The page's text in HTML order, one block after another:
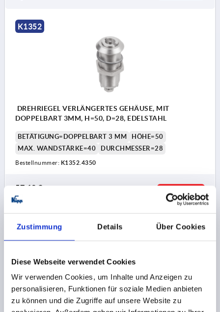
Zustimmung Details Über Cookies
Diese Webseite verwendet Cookies
Wir verwenden Cookies, um Inhalte und Anzeigen zu
personalisieren, Funktionen für soziale Medien anbieten
zu können und die Zugriffe auf unsere Website zu
K1352
DREHRIEGEL VERLÄNGERTES GEHÄUSE, MIT
DOPPELBART 3MM, H=50, D=28, EDELSTAHL
BETÄTIGUNG=DOPPELBART 3 MM
HÖHE=50
MAX. WANDSTÄRKE=40
DURCHMESSER=28
Bestellnummer: K1352.4350
57,12 €
zzgl. MwSt.
zzgl. Versandkosten
DETAILS
K1352